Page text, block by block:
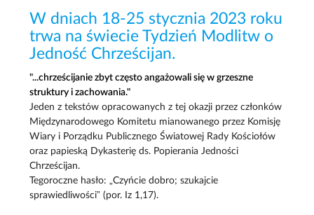
W dniach 18-25 stycznia 2023 roku
trwa na świecie Tydzień Modlitw o
Jedność Chrześcijan.
"...chrześcijanie zbyt często angażowali się w grzeszne
struktury i zachowania."
Jeden z tekstów opracowanych z tej okazji przez członków
Międzynarodowego Komitetu mianowanego przez Komisję
Wiary i Porządku Publicznego Światowej Rady Kościołów
oraz papieską Dykasterię ds. Popierania Jedności
Chrześcijan.
Tegoroczne hasło: „Czyńcie dobro; szukajcie
sprawiedliwości” (por. Iz 1,17).